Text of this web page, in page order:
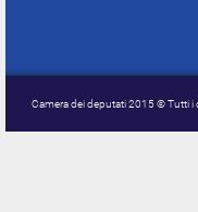
Camera dei deputati 2015 © Tutti i